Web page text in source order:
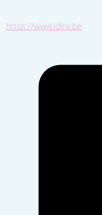
https://www.ldlnv.be